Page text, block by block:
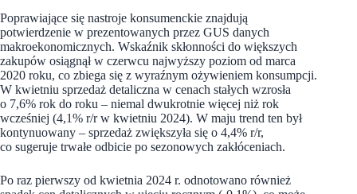
Poprawiające się nastroje konsumenckie znajdują
potwierdzenie w prezentowanych przez GUS danych
makroekonomicznych. Wskaźnik skłonności do większych
zakupów osiągnął w czerwcu najwyższy poziom od marca
2020 roku, co zbiega się z wyraźnym ożywieniem konsumpcji.
W kwietniu sprzedaż detaliczna w cenach stałych wzrosła
o 7,6% rok do roku – niemal dwukrotnie więcej niż rok
wcześniej (4,1% r/r w kwietniu 2024). W maju trend ten był
kontynuowany – sprzedaż zwiększyła się o 4,4% r/r,
co sugeruje trwałe odbicie po sezonowych zakłóceniach.
Po raz pierwszy od kwietnia 2024 r. odnotowano również